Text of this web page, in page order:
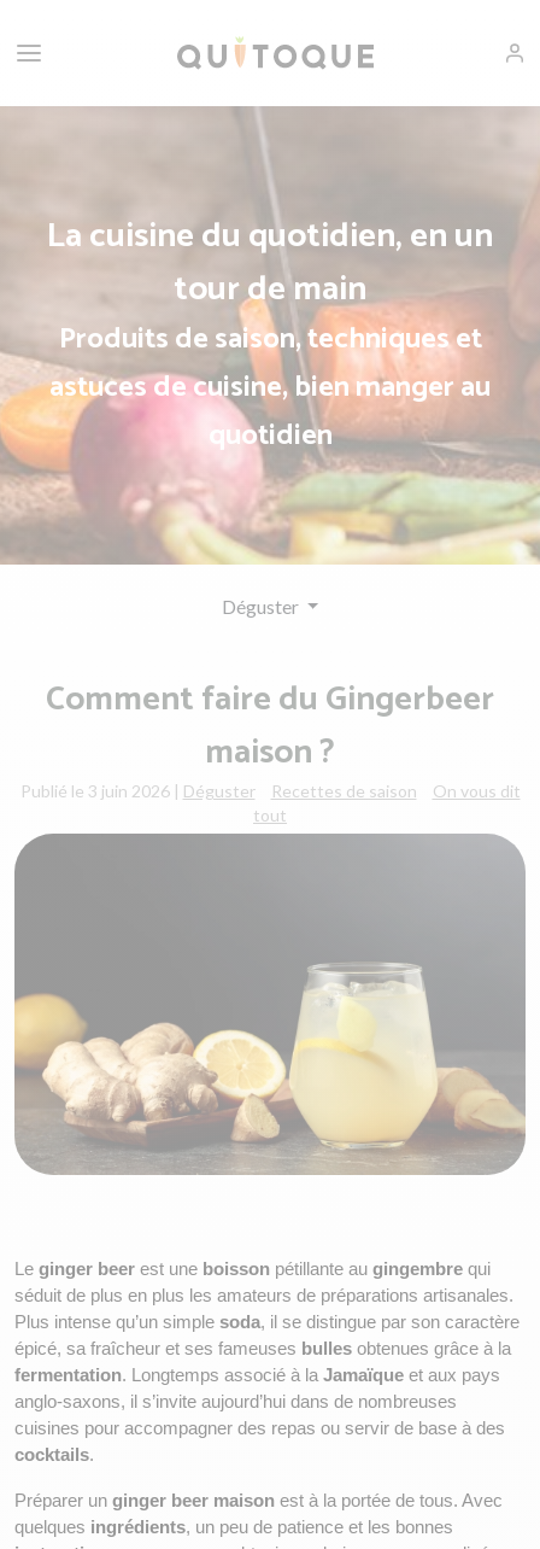
La cuisine du quotidien, en un
tour de main
Produits de saison, techniques et
astuces de cuisine, bien manger au
quotidien
Déguster
Comment faire du Gingerbeer
maison ?
Publié le 3 juin 2026 | Déguster Recettes de saison
On vous dit
tout
Le ginger beer est une boisson pétillante au gingembre qui
séduit de plus en plus les amateurs de préparations artisanales.
Plus intense qu’un simple soda, il se distingue par son caractère
épicé, sa fraîcheur et ses fameuses bulles
fermentation. Longtemps associé à la Jamaïque et aux pays
anglo-saxons, il s’invite aujourd’hui dans de nombreuses
cocktails.
Préparer un ginger beer maison est à la portée de tous. Avec
quelques ingrédients